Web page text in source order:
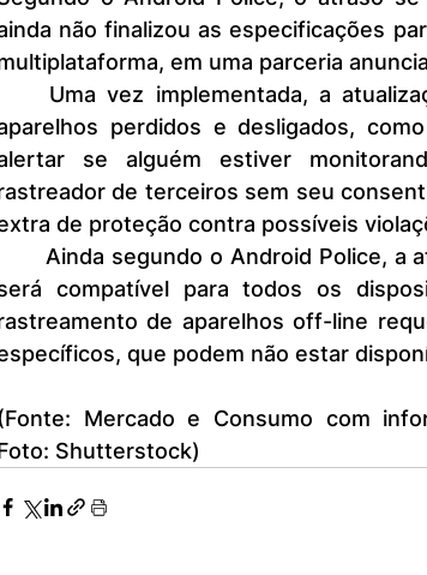
não finalizou as especificações
em uma parceria
perdidos e desligados,
se alguém estiver
de terceiros sem seu
de proteção contra possíveis
compatível para todos os
de aparelhos off-line
que podem não estar
Mercado e Consumo com
Shutterstock)